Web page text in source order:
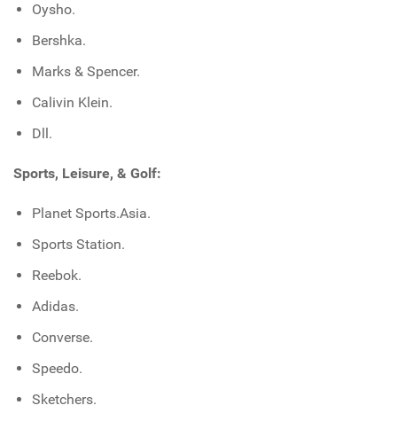
Oysho.
Bershka.
Marks & Spencer.
Calivin Klein.
Dll.
Sports, Leisure, & Golf:
Planet Sports.Asia.
Sports Station.
Reebok.
Adidas.
Converse.
Speedo.
Sketchers.